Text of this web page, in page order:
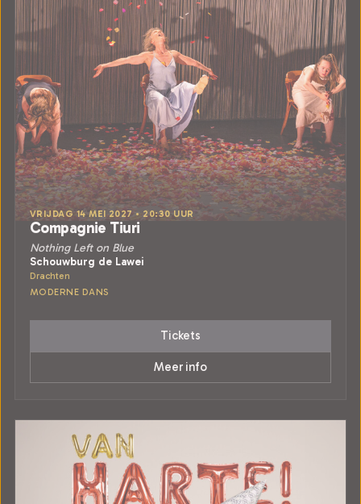
VRIJDAG 14 MEI 2027 • 20:30 UUR
Compagnie Tiuri
Nothing Left on Blue
Schouwburg de Lawei
Drachten
MODERNE DANS
Tickets
Meer info